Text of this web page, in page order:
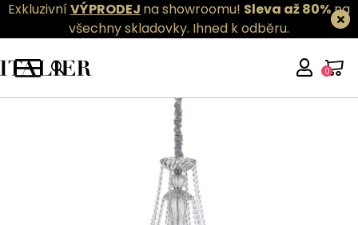
ExkluzivníVÝPRODEJ na showroomu! Sleva až 80%na
všechny skladovky. Ihned k odběru.
0